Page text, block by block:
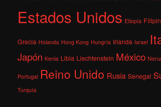
Estados Unidos Etiopía
Grecia Holanda Hong Kong Hungría Irlanda Israel
Japón Kenia Libia Liechtenstein México
Portugal Reino Unido Rusia Senegal
Turquía